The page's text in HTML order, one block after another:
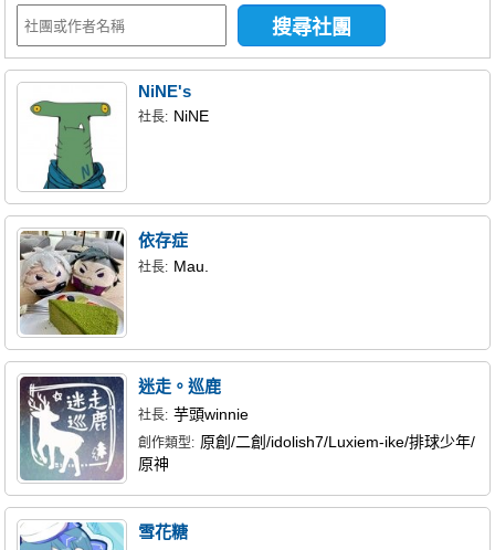
交流中心
攤位轉讓區
會員功能選單
會員中心
註冊會員
登入
NiNE's
社長: NiNE
依存症
社長: Mau.
迷走。巡鹿
社長: 芋頭winnie
創作類型: 原創/二創/idolish7/Luxiem-ike/排球少年/
原神
雪花糖